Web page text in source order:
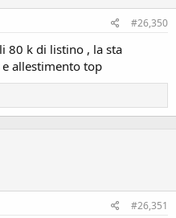
#26,350
80 k di listino , la sta
allestimento top
#26,351